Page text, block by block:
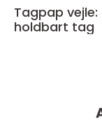
Tagpap
holdbart tag